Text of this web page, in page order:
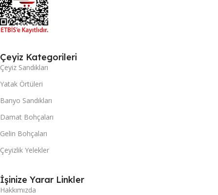
Çeyiz Kategorileri
Çeyiz Sandıkları
Yatak Örtüleri
Banyo Sandıkları
Damat Bohçaları
Gelin Bohçaları
Çeyizlik Yelekler
İşinize Yarar Linkler
Hakkımızda